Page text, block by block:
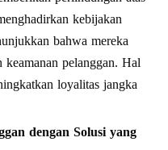
kebijakan
bahwa mereka
keamanan pelanggan. Hal
loyalitas jangka
dengan Solusi yang